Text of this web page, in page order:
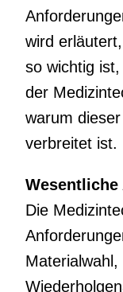
wird
so wichtig
der
warum
verbreitet ist.
Wesentliche
Die
Materialwahl,